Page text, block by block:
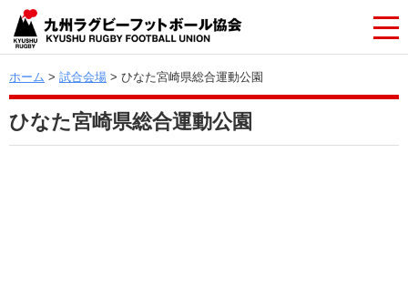
ホーム > 試合会場 > ひなた宮崎県総合運動公園
ひなた宮崎県総合運動公園